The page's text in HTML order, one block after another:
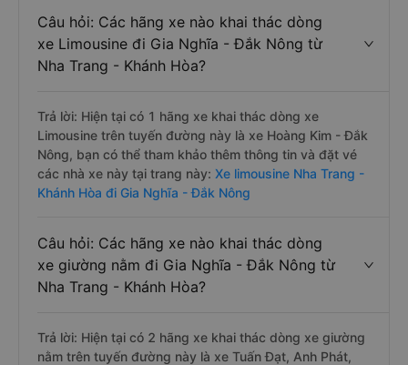
Câu hỏi: Các hãng xe nào khai thác dòng
xe Limousine đi Gia Nghĩa - Đắk Nông từ
Nha Trang - Khánh Hòa?
Trả lời: Hiện tại có 1 hãng xe khai thác dòng xe
Limousine trên tuyến đường này là xe Hoàng Kim - Đắk
Nông, bạn có thể tham khảo thêm thông tin và đặt vé
các nhà xe này tại trang này: Xe limousine Nha Trang -
Khánh Hòa đi Gia Nghĩa - Đắk Nông
Câu hỏi: Các hãng xe nào khai thác dòng
xe giường nằm đi Gia Nghĩa - Đắk Nông từ
Nha Trang - Khánh Hòa?
Trả lời: Hiện tại có 2 hãng xe khai thác dòng xe giường
nằm trên tuyến đường này là xe Tuấn Đạt, Anh Phát,